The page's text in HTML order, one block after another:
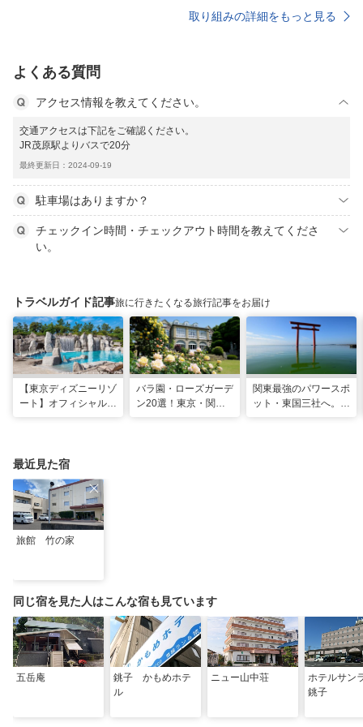
取り組みの詳細をもっと見る
よくある質問
アクセス情報を教えてください。
交通アクセスは下記をご確認ください。
JR茂原駅よりバスで20分
最終更新日：2024-09-19
駐車場はありますか？
チェックイン時間・チェックアウト時間を教えてくださ
い。
トラベルガイド記事旅に行きたくなる旅行記事をお届け
【東京ディズニーリゾ
ート】オフィシャル・
バラ園・ローズガーデ
ン20選！東京・関東
関東最強のパワースポ
ット・東国三社へ。初
最近見た宿
旅館 竹の家
同じ宿を見た人はこんな宿も見ています
五岳庵
銚子 かもめホテ
ル
ニュー山中荘
ホテルサン
銚子